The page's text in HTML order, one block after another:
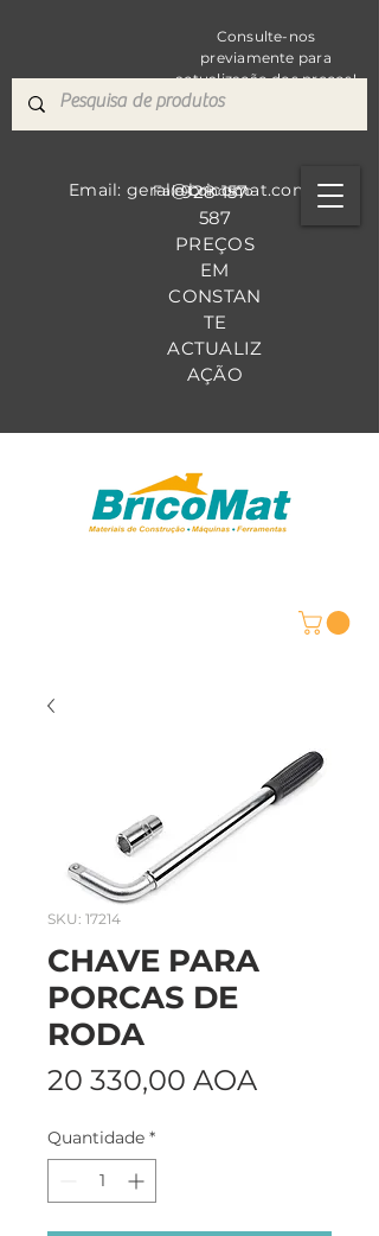
Consulte-nos
previamente para
actualização dos preços!
928 157
587
PREÇOS
EM
CONSTAN
TE
ACTUALIZ
AÇÃO
Fale Conosco
Email: geral@bricomat.com
SKU: 17214
CHAVE PARA
PORCAS DE
RODA
20 330,00 AOA
Quantidade *